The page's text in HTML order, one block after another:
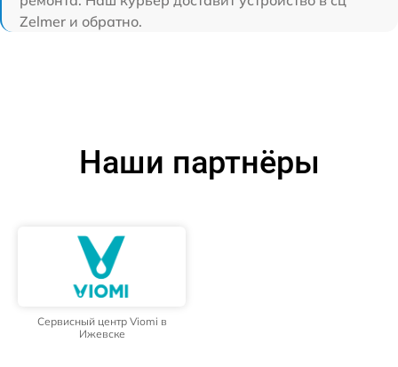
Zelmer и обратно.
Наши партнёры
Сервисный центр Viomi в
Ижевске